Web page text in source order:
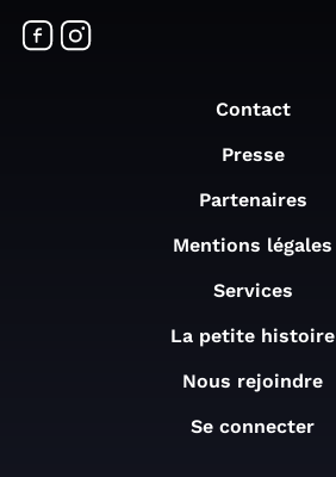
Contact
Presse
Partenaires
Mentions légales
Services
La petite histoire
Nous rejoindre
Se connecter